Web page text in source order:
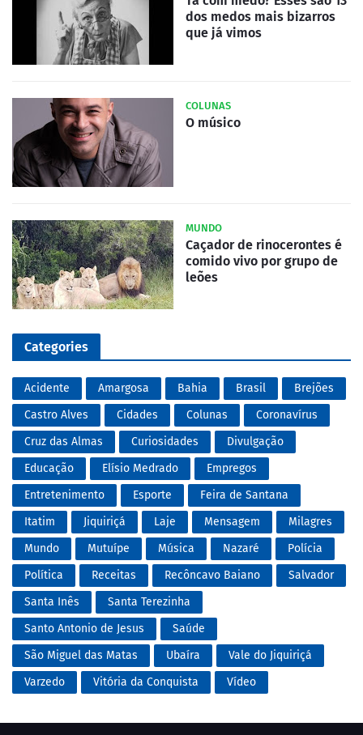
dos medos mais bizarros
que já vimos
COLUNAS
O músico
MUNDO
Caçador de rinocerontes é
comido vivo por grupo de
leões
Categories
Acidente Amargosa Bahia Brasil
Brejões
Castro Alves
Cidades Colunas
Coronavírus
Cruz das Almas
Curiosidades
Divulgação
Educação
Elísio Medrado
Empregos
Entretenimento
Esporte
Feira de Santana
Itatim
Jiquiriçá Laje Mensagem
Milagres
Mundo
Mutuípe Música Nazaré
Polícia
Política
Receitas Recôncavo Baiano
Salvador
Santa Inês
Santa Terezinha
Santo Antonio de Jesus
Saúde
São Miguel das Matas
Ubaíra
Vale do Jiquiriçá
Varzedo
Vitória da Conquista Vídeo